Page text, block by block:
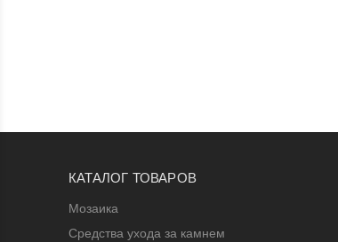
КАТАЛОГ ТОВАРОВ
Мозаика
Средства ухода за камнем